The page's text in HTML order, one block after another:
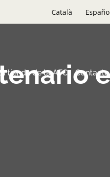
Català
tienda de la AFC Contacto